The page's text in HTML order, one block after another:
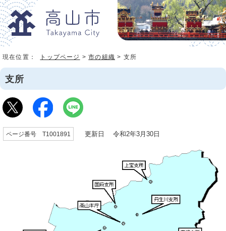
現在位置： トップページ >市の組織 > 支所
支所
ページ番号 T1001891 更新日 令和2年3月30日